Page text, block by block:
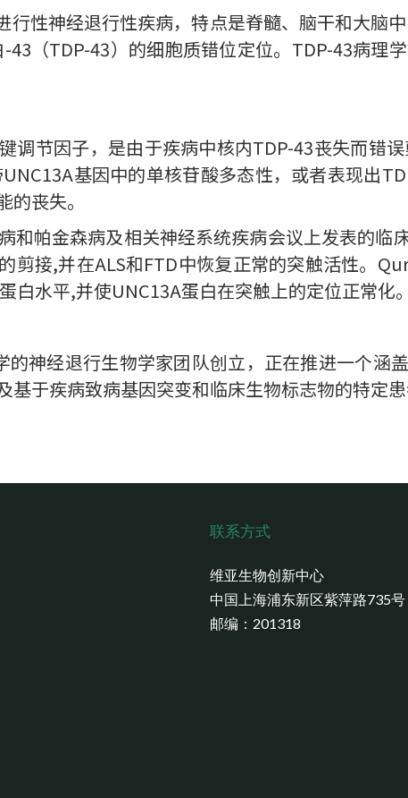
行性神经退行性疾病，特点是脊髓、脑干和大脑
43（TDP-43）的细胞质错位定位。TDP-43病理
调节因子，是由于疾病中核内TDP-43丧失而错
基因中的单核苷酸多态性，或者表现出
丧失。
和帕金森病及相关神经系统疾病会议上发表的临
剪接,并在ALS和FTD中恢复正常的突触活性。
白水平,并使UNC13A蛋白在突触上的定位正常化。
神经退行生物学家团队创立，正在推进一个涵
于疾病致病基因突变和临床生物标志物的特定患
联系方式
维亚生物创新中心
中国上海浦东新区紫萍路735号
邮编：201318